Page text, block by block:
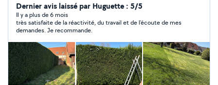
déplacement gratuit
Dernier avis laissé par Huguette : 5/5
Il y a plus de 6 mois
très satisfaite de la réactivité, du travail et de l'écoute de mes
demandes. Je recommande.